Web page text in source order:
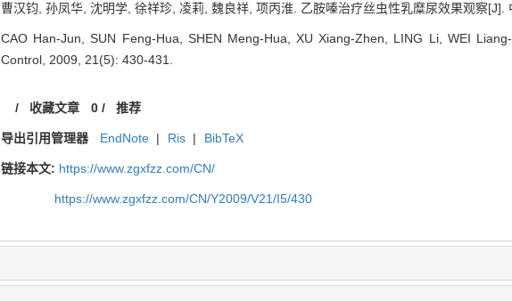
曹汉钧, 孙凤华, 沈明学, 徐祥珍, 凌莉, 魏良祥, 项丙淮. 乙胺嗪治疗丝虫性乳糜尿效果观察[J].
CAO Han-Jun, SUN Feng-Hua, SHEN Meng-Hua, XU Xiang-Zhen, LING Li, WEI
Control, 2009, 21(5): 430-431.
/ 收藏文章 0/ 推荐
导出引用管理器 EndNote | Ris | BibTeX
链接本文: https://www.zgxfzz.com/CN/
https://www.zgxfzz.com/CN/Y2009/V21/I5/430